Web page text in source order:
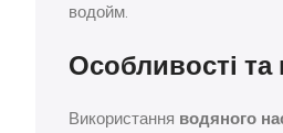
водойм.
Особливості та
Використання водяного